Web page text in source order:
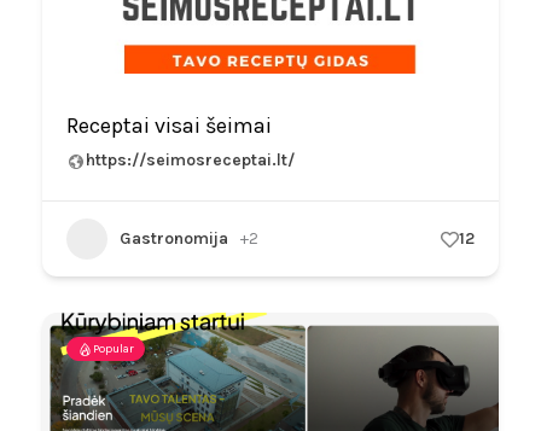
Receptai visai šeimai
https://seimosreceptai.lt/
Gastronomija +2 12
Popular